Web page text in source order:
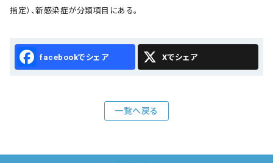
指定）、新感染症が分類項目にある。
Facebook X
一覧へ戻る